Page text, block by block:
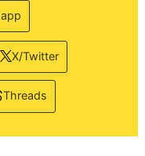
X/Twitter
Threads